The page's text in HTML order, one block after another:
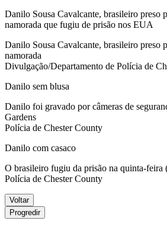
Danilo Sousa Cavalcante, brasileiro preso
namorada que fugiu de prisão nos EUA
Danilo Sousa Cavalcante, brasileiro preso
namorada
Divulgação/Departamento de Polícia de
Danilo sem blusa
Danilo foi gravado por câmeras de
Gardens
Polícia de Chester County
Danilo com casaco
O brasileiro fugiu da prisão na quinta-feira
Polícia de Chester County
Voltar
Progredir